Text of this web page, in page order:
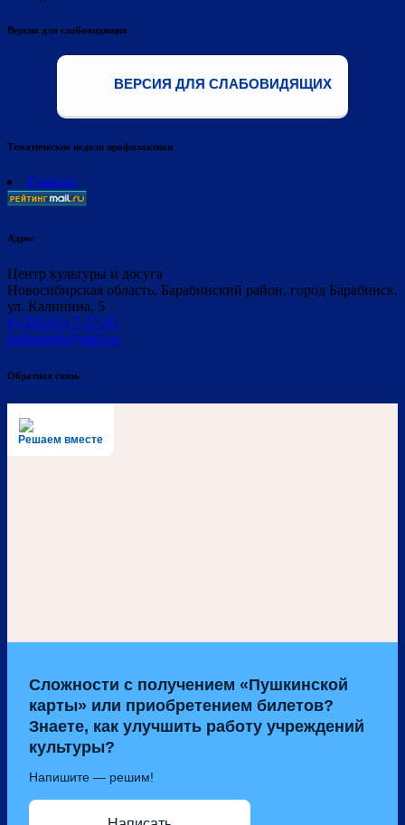
Версия для слабовидящих
ВЕРСИЯ ДЛЯ СЛАБОВИДЯЩИХ
Тематические недели профилактики
Главная
Адрес
Центр культуры и досуга
Новосибирская область, Барабинский район, город Барабинск,
ул. Калинина, 5
8-(383-61) 7-27-95
kulturabrb@mail.ru
Обратная связь
Решаем вместе
Сложности с получением «Пушкинской
карты» или приобретением билетов?
Знаете, как улучшить работу учреждений
культуры?
Напишите — решим!